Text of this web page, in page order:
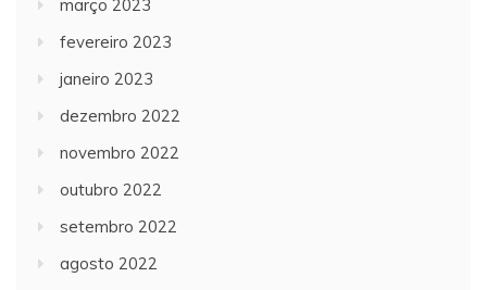
março 2023
fevereiro 2023
janeiro 2023
dezembro 2022
novembro 2022
outubro 2022
setembro 2022
agosto 2022